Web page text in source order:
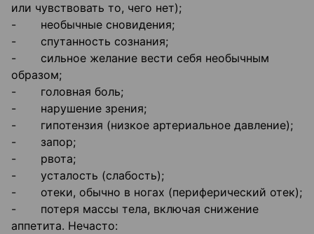
или чувствовать то, чего нет);
- необычные сновидения;
- спутанность сознания;
- сильное желание вести себя необычным
образом;
- головная боль;
- нарушение зрения;
- гипотензия (низкое артериальное давление);
- запор;
- рвота;
- усталость (слабость);
- отеки, обычно в ногах (периферический отек);
- потеря массы тела, включая снижение
аппетита. Нечасто: